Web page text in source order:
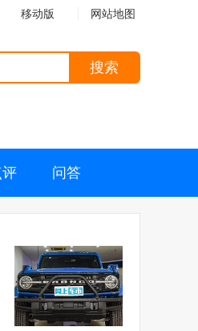
移动版 网站地图
搜索
评 问答